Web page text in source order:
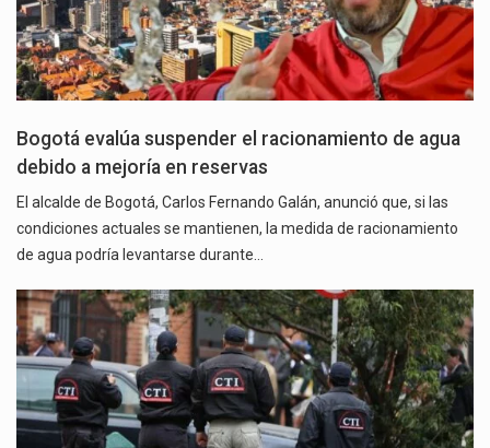
Bogotá evalúa suspender el racionamiento de agua
debido a mejoría en reservas
El alcalde de Bogotá, Carlos Fernando Galán, anunció que, si las
condiciones actuales se mantienen, la medida de racionamiento
de agua podría levantarse durante…